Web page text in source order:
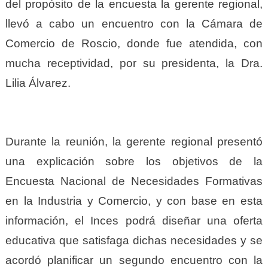
del propósito de la encuesta la gerente regional,
llevó a cabo un encuentro con la Cámara de
Comercio de Roscio, donde fue atendida, con
mucha receptividad, por su presidenta, la Dra.
Lilia Álvarez.
Durante la reunión, la gerente regional presentó
una explicación sobre los objetivos de la
Encuesta Nacional de Necesidades Formativas
en la Industria y Comercio, y con base en esta
información, el Inces podrá diseñar una oferta
educativa que satisfaga dichas necesidades y se
acordó planificar un segundo encuentro con la